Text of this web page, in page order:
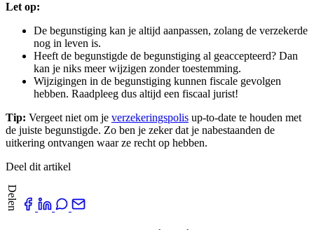
Let op:
De begunstiging kan je altijd aanpassen, zolang de verzekerde
nog in leven is.
Heeft de begunstigde de begunstiging al geaccepteerd? Dan
kan je niks meer wijzigen zonder toestemming.
Wijzigingen in de begunstiging kunnen fiscale gevolgen
hebben. Raadpleeg dus altijd een fiscaal jurist!
Tip: Vergeet niet om je verzekeringspolis up-to-date te houden met
de juiste begunstigde. Zo ben je zeker dat je nabestaanden de
uitkering ontvangen waar ze recht op hebben.
Deel dit artikel
Delen